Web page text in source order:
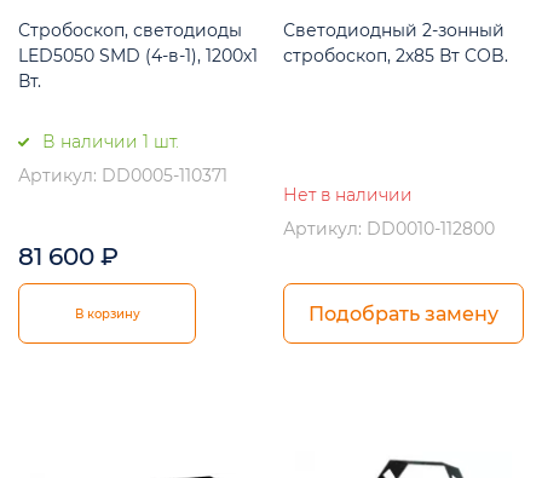
Стробоскоп, светодиоды
LED5050 SMD (4-в-1), 1200х1
Вт.
В наличии 1 шт.
Артикул: DD0005-110371
81 600 ₽
В корзину
Светодиодный 2-зонный
стробоскоп, 2х85 Вт COB.
Нет в наличии
Артикул: DD0010-112800
Подобрать замену